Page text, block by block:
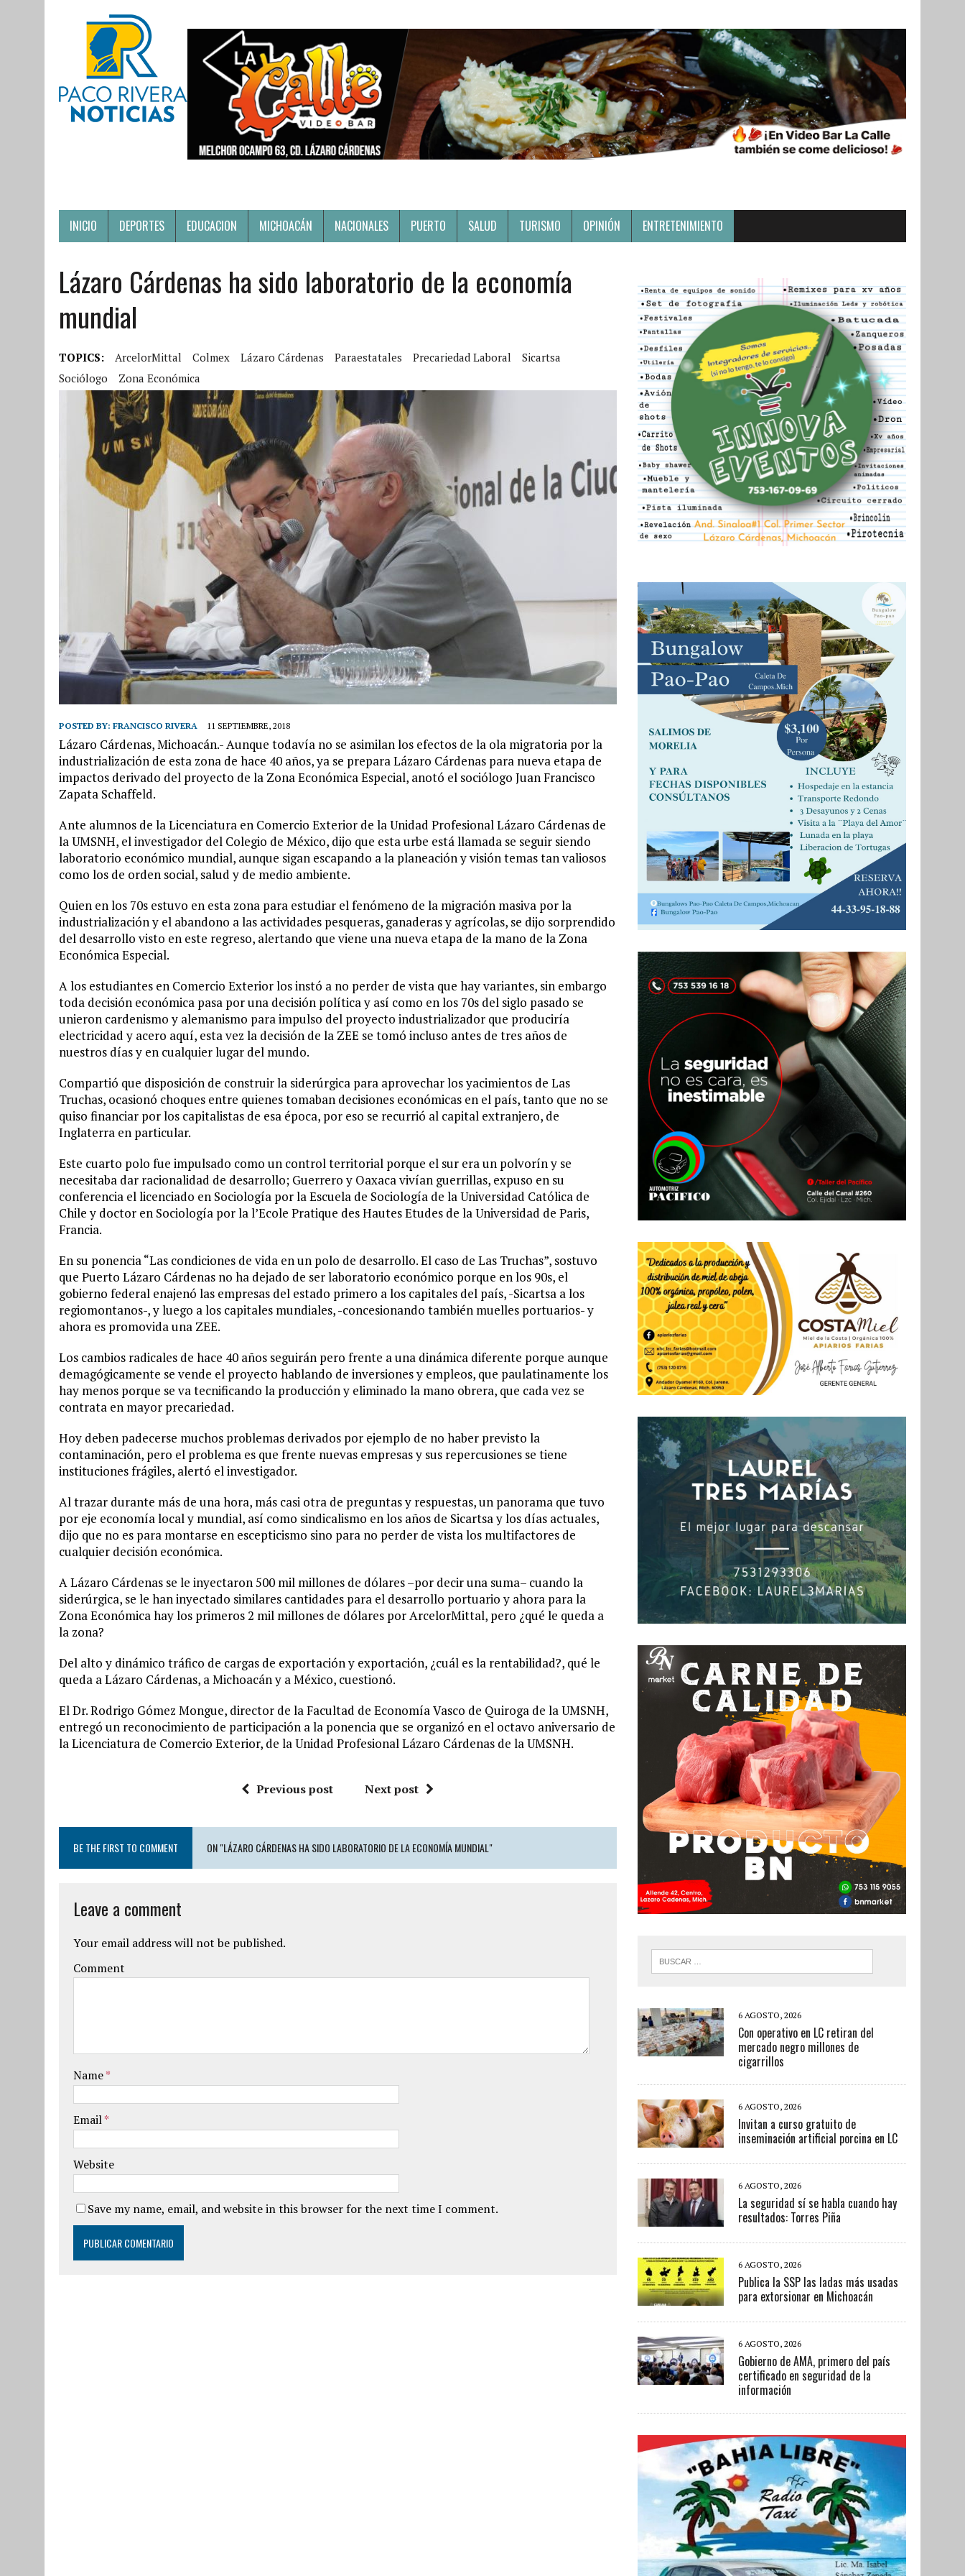
INICIO DEPORTES EDUCACION MICHOACÁN NACIONALES PUERTO SALUD TURISMO OPINIÓN ENTRETENIMIENTO
Lázaro Cárdenas ha sido laboratorio de la economía
mundial
TOPICS: ArcelorMittal Colmex Lázaro Cárdenas Paraestatales Precariedad Laboral
Sicartsa
Sociólogo
Zona Económica
POSTED BY: FRANCISCO RIVERA 11 SEPTIEMBRE, 2018
Lázaro Cárdenas, Michoacán.- Aunque todavía no se asimilan los efectos de la ola migratoria por la
industrialización de esta zona de hace 40 años, ya se prepara Lázaro Cárdenas para nueva etapa de
impactos derivado del proyecto de la Zona Económica Especial, anotó el sociólogo Juan Francisco
Zapata Schaffeld.
Ante alumnos de la Licenciatura en Comercio Exterior de la Unidad Profesional Lázaro Cárdenas de
la UMSNH, el investigador del Colegio de México, dijo que esta urbe está llamada se seguir siendo
laboratorio económico mundial, aunque sigan escapando a la planeación y visión temas tan valiosos
como los de orden social, salud y de medio ambiente.
Quien en los 70s estuvo en esta zona para estudiar el fenómeno de la migración masiva por la
industrialización y el abandono a las actividades pesqueras, ganaderas y agrícolas, se dijo sorprendido
del desarrollo visto en este regreso, alertando que viene una nueva etapa de la mano de la Zona
Económica Especial.
A los estudiantes en Comercio Exterior los instó a no perder de vista que hay variantes, sin embargo
toda decisión económica pasa por una decisión política y así como en los 70s del siglo pasado se
unieron cardenismo y alemanismo para impulso del proyecto industrializador que produciría
electricidad y acero aquí, esta vez la decisión de la ZEE se tomó incluso antes de tres años de
nuestros días y en cualquier lugar del mundo.
Compartió que disposición de construir la siderúrgica para aprovechar los yacimientos de Las
Truchas, ocasionó choques entre quienes tomaban decisiones económicas en el país, tanto que no se
quiso financiar por los capitalistas de esa época, por eso se recurrió al capital extranjero, de
Inglaterra en particular.
Este cuarto polo fue impulsado como un control territorial porque el sur era un polvorín y se
necesitaba dar racionalidad de desarrollo; Guerrero y Oaxaca vivían guerrillas, expuso en su
conferencia el licenciado en Sociología por la Escuela de Sociología de la Universidad Católica de
Chile y doctor en Sociología por la l’Ecole Pratique des Hautes Etudes de la Universidad de Paris,
Francia.
En su ponencia “Las condiciones de vida en un polo de desarrollo. El caso de Las Truchas”, sostuvo
que Puerto Lázaro Cárdenas no ha dejado de ser laboratorio económico porque en los 90s, el
gobierno federal enajenó las empresas del estado primero a los capitales del país, -Sicartsa a los
regiomontanos-, y luego a los capitales mundiales, -concesionando también muelles portuarios- y
ahora es promovida una ZEE.
Los cambios radicales de hace 40 años seguirán pero frente a una dinámica diferente porque aunque
demagógicamente se vende el proyecto hablando de inversiones y empleos, que paulatinamente los
hay menos porque se va tecnificando la producción y eliminado la mano obrera, que cada vez se
contrata en mayor precariedad.
Hoy deben padecerse muchos problemas derivados por ejemplo de no haber previsto la
contaminación, pero el problema es que frente nuevas empresas y sus repercusiones se tiene
instituciones frágiles, alertó el investigador.
Al trazar durante más de una hora, más casi otra de preguntas y respuestas, un panorama que tuvo
por eje economía local y mundial, así como sindicalismo en los años de Sicartsa y los días actuales,
dijo que no es para montarse en escepticismo sino para no perder de vista los multifactores de
cualquier decisión económica.
A Lázaro Cárdenas se le inyectaron 500 mil millones de dólares –por decir una suma– cuando la
siderúrgica, se le han inyectado similares cantidades para el desarrollo portuario y ahora para la
Zona Económica hay los primeros 2 mil millones de dólares por ArcelorMittal, pero ¿qué le queda a
la zona?
Del alto y dinámico tráfico de cargas de exportación y exportación, ¿cuál es la rentabilidad?, qué le
queda a Lázaro Cárdenas, a Michoacán y a México, cuestionó.
El Dr. Rodrigo Gómez Mongue, director de la Facultad de Economía Vasco de Quiroga de la UMSNH,
entregó un reconocimiento de participación a la ponencia que se organizó en el octavo aniversario de
la Licenciatura de Comercio Exterior, de la Unidad Profesional Lázaro Cárdenas de la UMSNH.
Previous post Next post
BE THE FIRST TO COMMENT ON "LÁZARO CÁRDENAS HA SIDO LABORATORIO DE LA ECONOMÍA MUNDIAL"
Leave a comment
Your email address will not be published.
Comment
Name*
Email*
Website
Save my name, email, and website in this browser for the next time I comment.
6 AGOSTO, 2026
Con operativo en LC retiran del
mercado negro millones de
cigarrillos
6 AGOSTO, 2026
Invitan a curso gratuito de
inseminación artificial porcina en LC
6 AGOSTO, 2026
La seguridad sí se habla cuando hay
resultados: Torres Piña
6 AGOSTO, 2026
Publica la SSP las ladas más usadas
para extorsionar en Michoacán
6 AGOSTO, 2026
Gobierno de AMA, primero del país
certificado en seguridad de la
información